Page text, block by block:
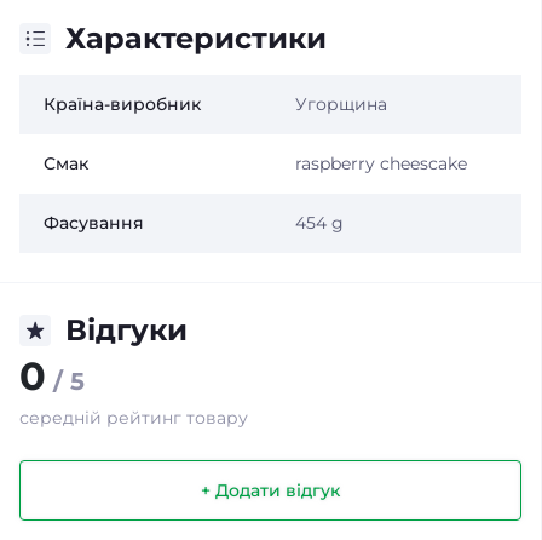
Характеристики
Країна-виробник Угорщина
Смак raspberry cheescake
Фасування 454 g
Відгуки
0 / 5
середній рейтинг товару
+ Додати відгук